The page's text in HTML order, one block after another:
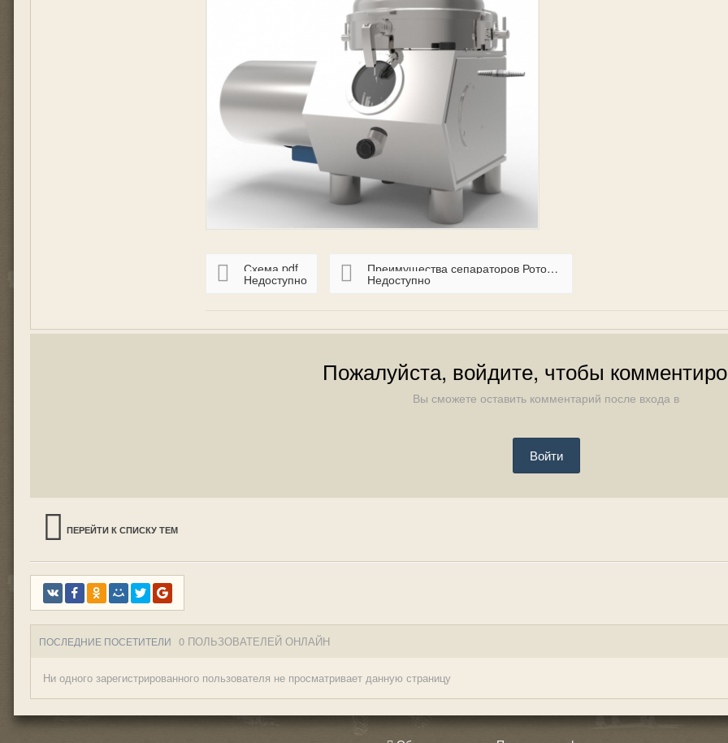
Схема.pdf
Недоступно
Преимущества сепараторов Ротор.pdf
Недоступно
Пожалуйста, войдите, чтобы
Вы сможете оставить комментарий после входа в
Войти
ПЕРЕЙТИ К СПИСКУ ТЕМ
ПОСЛЕДНИЕ ПОСЕТИТЕЛИ 0 ПОЛЬЗОВАТЕЛЕЙ ОНЛАЙН
Ни одного зарегистрированного пользователя не просматривает данную страницу